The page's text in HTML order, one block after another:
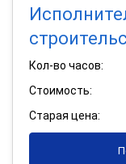
Кол-во часов:
Стоимость:
Старая цена: